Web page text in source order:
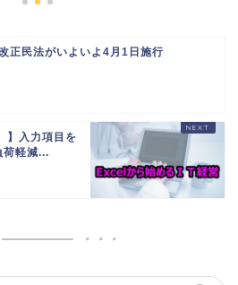
正民法がいよいよ4月1日施行
】入力項目を
荷軽減...